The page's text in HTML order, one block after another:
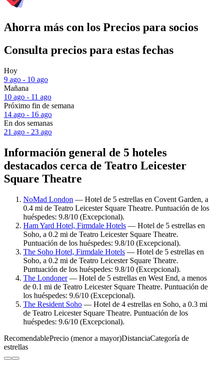
Ahorra más con los Precios para socios
Consulta precios para estas fechas
Hoy
9 ago - 10 ago
Mañana
10 ago - 11 ago
Próximo fin de semana
14 ago - 16 ago
En dos semanas
21 ago - 23 ago
Información general de 5 hoteles
destacados cerca de Teatro Leicester
Square Theatre
NoMad London — Hotel de 5 estrellas en Covent Garden, a
0.4 mi de Teatro Leicester Square Theatre. Puntuación de los
huéspedes: 9.8/10 (Excepcional).
Ham Yard Hotel, Firmdale Hotels — Hotel de 5 estrellas en
Soho, a 0.2 mi de Teatro Leicester Square Theatre.
Puntuación de los huéspedes: 9.8/10 (Excepcional).
The Soho Hotel, Firmdale Hotels — Hotel de 5 estrellas en
Soho, a 0.2 mi de Teatro Leicester Square Theatre.
Puntuación de los huéspedes: 9.8/10 (Excepcional).
The Londoner— Hotel de 5 estrellas en West End, a menos
de 0.1 mi de Teatro Leicester Square Theatre. Puntuación de
los huéspedes: 9.6/10 (Excepcional).
The Resident Soho — Hotel de 4 estrellas en Soho, a 0.3 mi
de Teatro Leicester Square Theatre. Puntuación de los
huéspedes: 9.6/10 (Excepcional).
RecomendablePrecio (menor a mayor)DistanciaCategoría de
estrellas